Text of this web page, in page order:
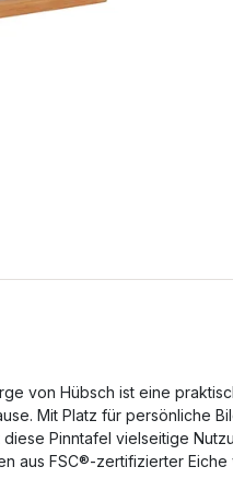
von Hübsch ist eine
Mit Platz für persönliche
Pinntafel vielseitige
aus FSC®-zertifizierter